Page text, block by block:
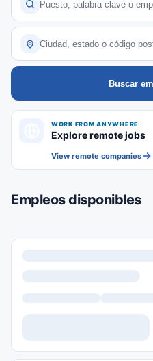
Buscar
WORK FROM ANYWHERE
Explore remote jobs
View remote companies
Empleos disponibles